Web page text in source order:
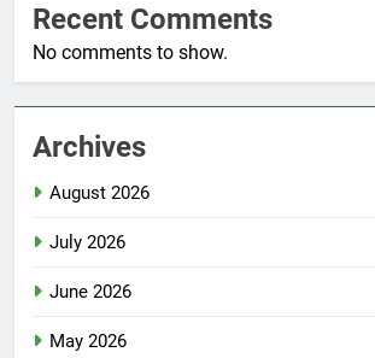
Recent Comments
No comments to show.
Archives
August 2026
July 2026
June 2026
May 2026